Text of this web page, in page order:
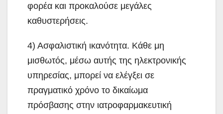
φορέα και προκαλούσε μεγάλες
καθυστερήσεις.
4) Ασφαλιστική ικανότητα. Κάθε μη
μισθωτός, μέσω αυτής της ηλεκτρονικής
υπηρεσίας, μπορεί να ελέγξει σε
πραγματικό χρόνο το δικαίωμα
πρόσβασης στην ιατροφαρμακευτική